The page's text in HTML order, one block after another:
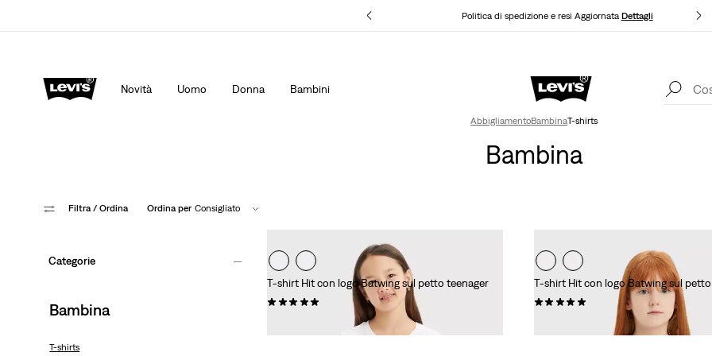
Politica di spedizione e resi Aggiornata Dettagli
Dettagli
Novità Uomo Donna Bambini
App Levi's. Il meglio di Levi's ®, su misura per te.
AbbigliamentoBambinaT-shirts
Bambina
Filtra/ Ordina Ordina per Consigliato
Categorie
Bambina
T-shirts
T-shirt Hit con logo Batwing sul petto teenager
T-shirt Hit con logo Batwing sul